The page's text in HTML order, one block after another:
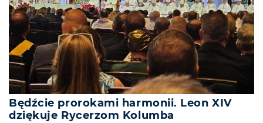
Będźcie prorokami harmonii. Leon XIV
dziękuje Rycerzom Kolumba